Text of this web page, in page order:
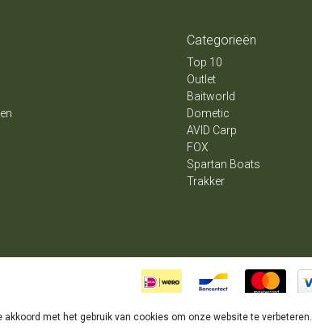
Categorieën
Top 10
Outlet
Baitworld
Dometic
AVID Carp
FOX
Spartan Boats
Trakker
akkoord met het gebruik van cookies om onze website te verbeteren.